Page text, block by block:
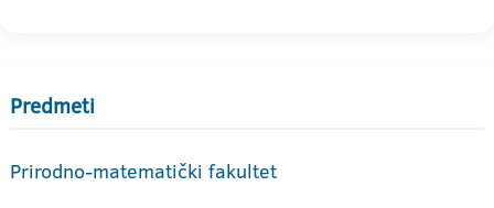
Predmeti
Prirodno-matematički fakultet